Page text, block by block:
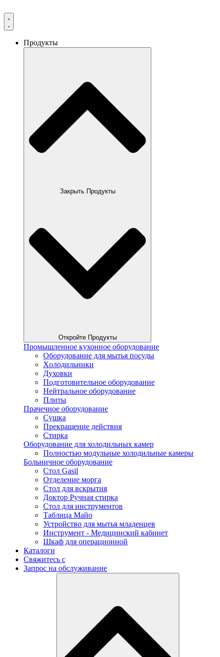
Продукты
Закрыть Продукты
Откройте Продукты
Промышленное кухонное оборудование
Оборудование для мытья посуды
Xолодильники
Духовки
Подготовительное оборудование
Нейтральное оборудование
Плиты
Прачечное оборудование
Сушка
Прекращение действия
Стирка
Оборудование для холодильных камер
Полностью модульные холодильные камеры
Больничное оборудование
Стол Gasil
Отделение морга
Стол для вскрытия
Доктор Ручная стирка
Стол для инструментов
Таблица Майо
Устройство для мытья младенцев
Инструмент - Медицинский кабинет
Шкаф для операционной
Каталоги
Свяжитесь с
Запрос на обслуживание